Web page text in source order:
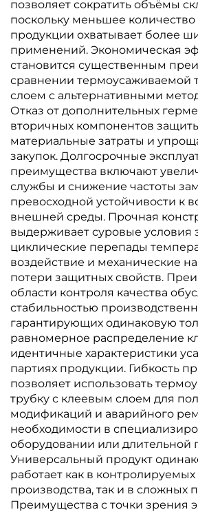
позволяет сократить объёмы
поскольку меньшее количество
продукции охватывает более
применений. Экономическая
становится существенным
сравнении термоусаживаемой
слоем с альтернативными
Отказ от дополнительных
вторичных компонентов
материальные затраты и
закупок. Долгосрочные
преимущества включают
службы и снижение частоты
превосходной устойчивости к
внешней среды. Прочная
выдерживает суровые условия
циклические перепады
воздействие и механические
потери защитных свойств.
области контроля качества
стабильностью
гарантирующих одинаковую
равномерное распределение
идентичные характеристики
партиях продукции. Гибкость
позволяет использовать
трубку с клеевым слоем для
модификаций и аварийного
необходимости в
оборудовании или длительной
Универсальный продукт
работает как в контролируемых
производства, так и в сложных
Преимущества с точки зрения